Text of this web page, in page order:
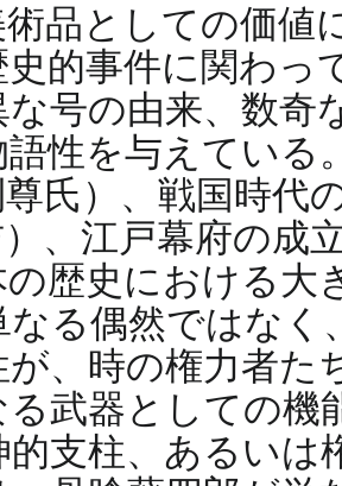
品としての価
的事件に関わ
号の由来、数
性を与えてい
氏）、戦国時代
、江戸幕府の成
歴史における
る偶然ではな
、時の権力者
武器としての
支柱、あるい